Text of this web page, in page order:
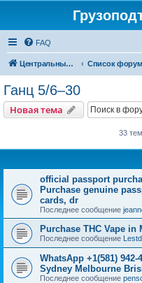
FAQ
Центральный сайт Список
Ганц 5/6–30
Новая тема
33
official passport
Purchase genuine
cards, dr
Последнее сообщение
Purchase THC Vape in
Последнее сообщение
WhatsApp +1(581)
Sydney Melbourne
Последнее сообщение